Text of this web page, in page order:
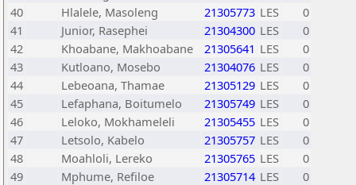
40
Hlalele, Masoleng 21305773 LES
0
41
Junior, Rasephei 21304300 LES
0
42
Khoabane, Makhoabane 21305641 LES
0
43
Kutloano, Mosebo 21304076 LES
0
44
Lebeoana, Thamae 21305129 LES
0
45
Lefaphana, Boitumelo 21305749 LES
0
46
Leloko, Mokhameleli 21305455 LES
0
47
Letsolo, Kabelo 21305757 LES
0
48
Moahloli, Lereko 21305765 LES
0
49
Mphume, Refiloe 21305714 LES
0